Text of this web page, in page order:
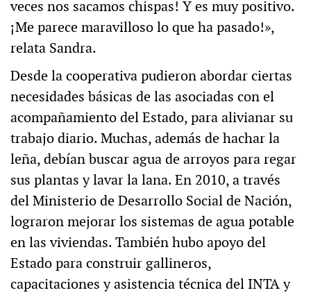
veces nos sacamos chispas! Y es muy positivo.
¡Me parece maravilloso lo que ha pasado!»,
relata Sandra.
Desde la cooperativa pudieron abordar ciertas
necesidades básicas de las asociadas con el
acompañamiento del Estado, para alivianar su
trabajo diario. Muchas, además de hachar la
leña, debían buscar agua de arroyos para regar
sus plantas y lavar la lana. En 2010, a través
del Ministerio de Desarrollo Social de Nación,
lograron mejorar los sistemas de agua potable
en las viviendas. También hubo apoyo del
Estado para construir gallineros,
capacitaciones y asistencia técnica del INTA y